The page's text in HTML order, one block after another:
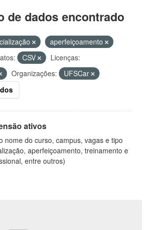
de dados encontrado
aperfeiçoamento
CSV
Licenças:
Organizações:
UFSCar
ativos
nome do curso, campus, vagas e tipo
aperfeiçoamento, treinamento e
entre outros)